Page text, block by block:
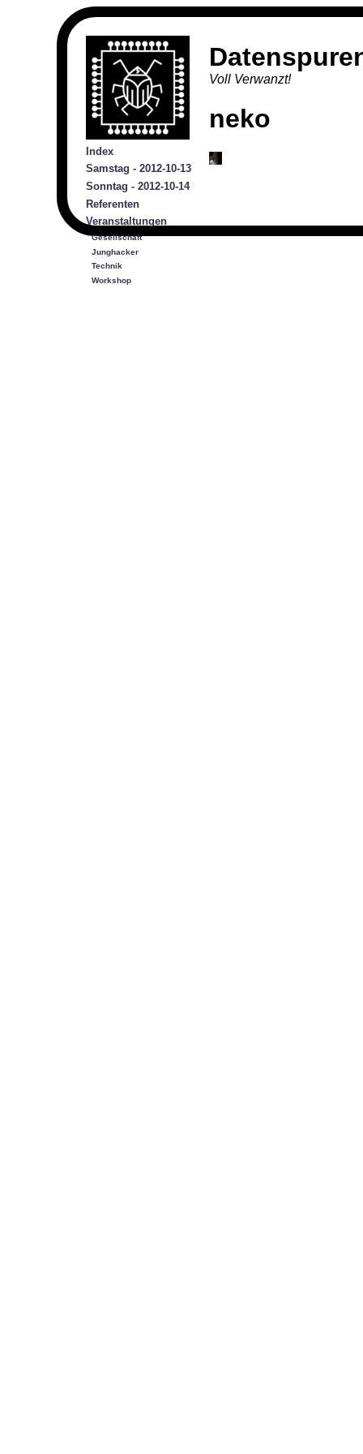
Index
Samstag - 2012-10-13
Sonntag - 2012-10-14
Referenten
Veranstaltungen
Gesellschaft
Junghacker
Technik
Workshop
Voll Verwanzt!
neko